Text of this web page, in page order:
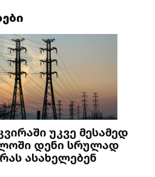
უკვე მესამედ
დენი სრულად
ასახელებენ